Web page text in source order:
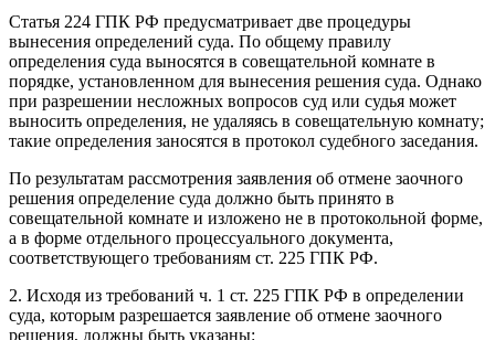
Статья 224 ГПК РФ предусматривает две процедуры
вынесения определений суда. По общему правилу
определения суда выносятся в совещательной комнате в
порядке, установленном для вынесения решения суда. Однако
при разрешении несложных вопросов суд или судья может
выносить определения, не удаляясь в совещательную комнату;
такие определения заносятся в протокол судебного заседания.
По результатам рассмотрения заявления об отмене заочного
решения определение суда должно быть принято в
совещательной комнате и изложено не в протокольной форме,
а в форме отдельного процессуального документа,
соответствующего требованиям ст. 225 ГПК РФ.
2. Исходя из требований ч. 1 ст. 225 ГПК РФ в определении
суда, которым разрешается заявление об отмене заочного
решения, должны быть указаны: